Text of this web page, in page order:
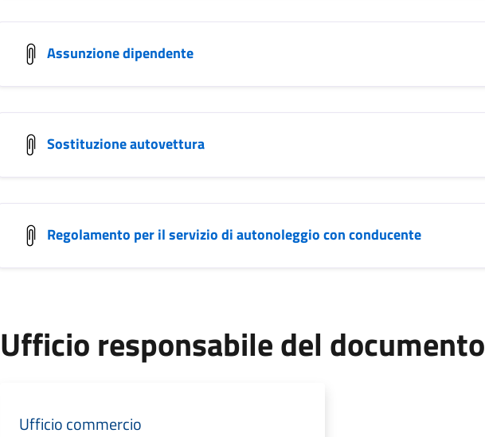
Assunzione dipendente
Sostituzione autovettura
Regolamento per il servizio di autonoleggio con conducente
Ufficio responsabile del documento
Ufficio commercio